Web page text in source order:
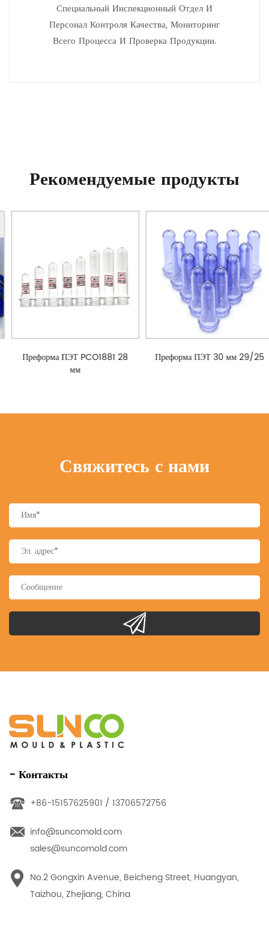
Специальный Инспекционный Отдел И
Персонал Контроля Качества, Мониторинг
Всего Процесса И Проверка Продукции.
Рекомендуемые продукты
Преформа ПЭТ PCO1881 28
мм
Преформа ПЭТ 30 мм 29/25
Свяжитесь с нами
- Контакты
+86-15157625901 / 13706572756
info@suncomold.com
sales@suncomold.com
No.2 Gongxin Avenue, Beicheng Street, Huangyan,
Taizhou, Zhejiang, China